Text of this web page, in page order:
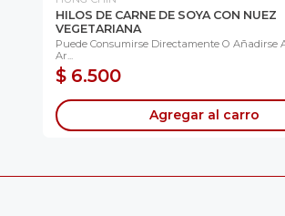
HILOS DE CARNE DE SOYA CON NUEZ
VEGETARIANA
Puede Consumirse Directamente O Añadirse
Ar...
$ 6.500
Agregar al carro